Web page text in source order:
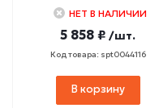
НЕТ В НАЛИЧИИ
5 858 ₽ /шт.
Код товара: spt0044116
В корзину